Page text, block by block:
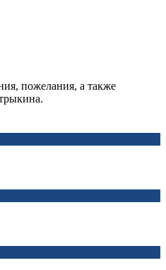
пожелания, а также